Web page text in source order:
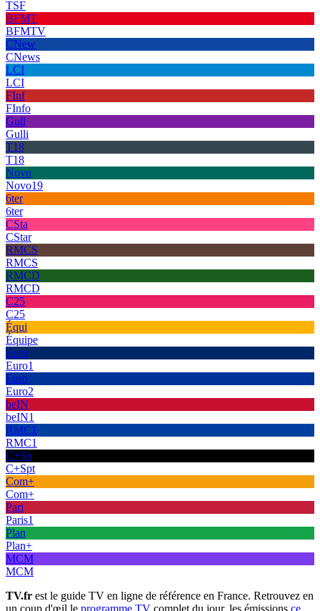
TSF
BFMT
BFMTV
CNew
CNews
LCI
LCI
FInf
FInfo
Gull
Gulli
T18
T18
Novo
Novo19
6ter
6ter
CSta
CStar
RMCS
RMCS
RMCD
RMCD
C25
C25
Équi
Équipe
Euro
Euro1
Euro
Euro2
beIN
beIN1
RMC1
RMC1
C+Sp
C+Spt
Com+
Com+
Pari
Paris1
Plan
Plan+
MCM
MCM
TV.fr est le guide TV en ligne de référence en France. Retrouvez en